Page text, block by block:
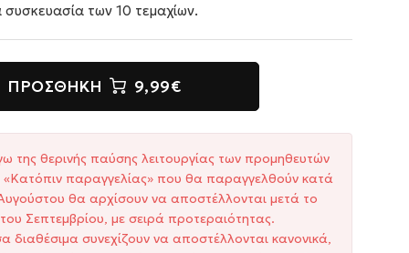
των 10 τεμαχίων.
ΠΡΟΣΘΉΚΗ 9,99€
της θερινής παύσης λειτουργίας των προμηθευτών
«Κατόπιν παραγγελίας» που θα παραγγελθούν κατά
θα αρχίσουν να αποστέλλονται μετά το
Σεπτεμβρίου, με σειρά προτεραιότητας.
διαθέσιμα συνεχίζουν να αποστέλλονται κανονικά,